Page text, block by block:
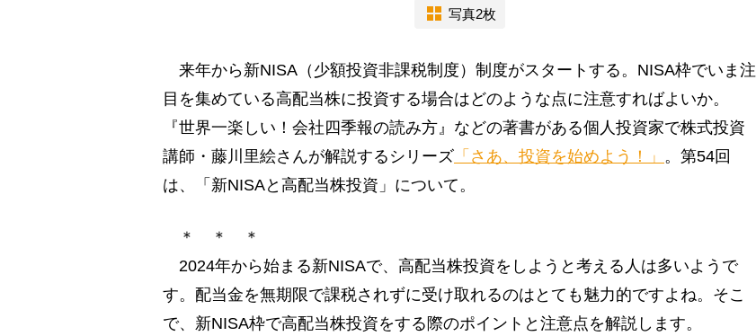
写真2枚
来年から新NISA（少額投資非課税制度）制度がスタートする。NISA枠でいま注
目を集めている高配当株に投資する場合はどのような点に注意すればよいか。
『世界一楽しい！会社四季報の読み方』などの著書がある個人投資家で株式投資
講師・藤川里絵さんが解説するシリーズ 「さあ、投資を始めよう！」 。第54回
は、「新NISAと高配当株投資」について。
＊ ＊ ＊
2024年から始まる新NISAで、高配当株投資をしようと考える人は多いようで
す。配当金を無期限で課税されずに受け取れるのはとても魅力的ですよね。そこ
で、新NISA枠で高配当株投資をする際のポイントと注意点を解説します。